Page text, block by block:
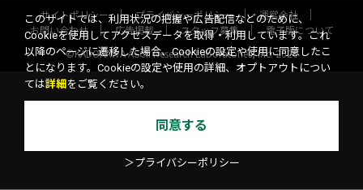
サイトポリシー プライバシーポリシー
運営会社
お問い合わせ
広告掲載 スタッフ募集
電子版について
©KADOKAWA ASCII Research Laboratories, Inc. 2026
このサイトでは、利用状況の把握や広告配信などのために、
Cookieを使用してアクセスデータを取得・利用しています。これ
以降のページに遷移した場合、Cookieの設定や使用に同意したこ
とになります。Cookieの設定や使用の詳細、オプトアウトについ
ては詳細 をご覧ください。
同意する
＞プライバシーポリシー